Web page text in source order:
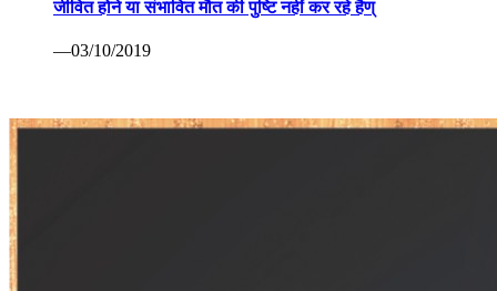
जीवित होने या संभावित मौत की पुष्टि नहीं कर रहे हैण्
—03/10/2019